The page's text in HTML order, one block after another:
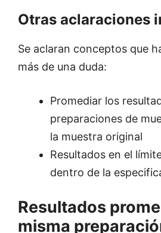
Otras aclaraciones
Se aclaran conceptos que
más de una duda:
Promediar los
preparaciones de
la muestra original
Resultados en el
dentro de la
Resultados
misma